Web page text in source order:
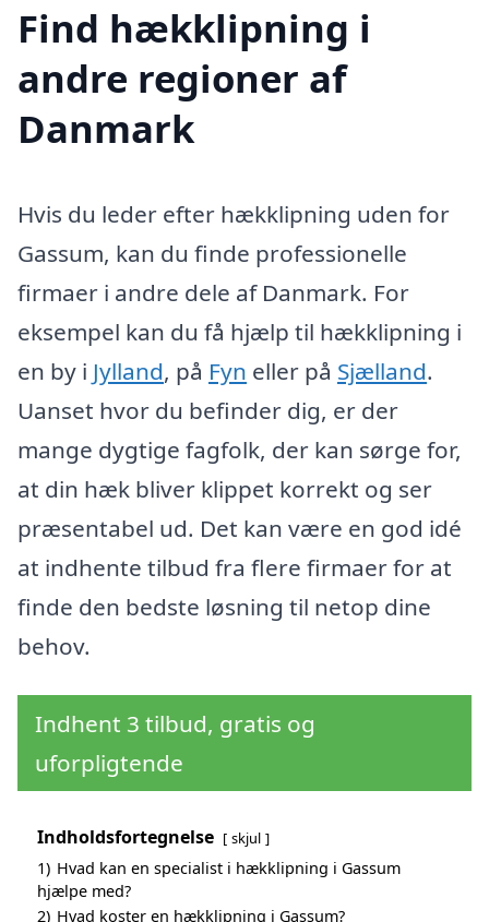
Find hækklipning i
andre regioner af
Danmark
Hvis du leder efter hækklipning uden for
Gassum, kan du finde professionelle
firmaer i andre dele af Danmark. For
eksempel kan du få hjælp til hækklipning i
en by i Jylland, på Fyn eller på Sjælland.
Uanset hvor du befinder dig, er der
mange dygtige fagfolk, der kan sørge for,
at din hæk bliver klippet korrekt og ser
præsentabel ud. Det kan være en god idé
at indhente tilbud fra flere firmaer for at
finde den bedste løsning til netop dine
behov.
Indhent 3 tilbud, gratis og
uforpligtende
Indholdsfortegnelse skjul
1) Hvad kan en specialist i hækklipning i Gassum
hjælpe med?
2) Hvad koster en hækklipning i Gassum?